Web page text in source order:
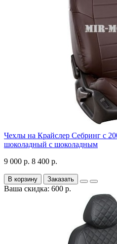
Чехлы на Крайслер Себринг с
шоколадный с шоколадным
9 000 р. 8 400 р.
В корзину Заказать
Ваша скидка: 600 р.